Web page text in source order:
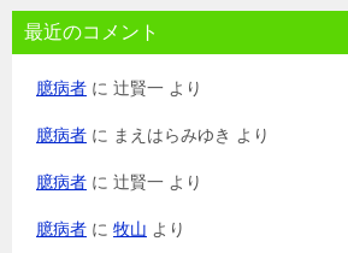
最近のコメント
臆病者 に 辻賢一 より
臆病者 に まえはらみゆき より
臆病者 に 辻賢一 より
臆病者 に 牧山 より